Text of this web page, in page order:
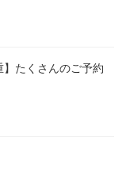
たくさんのご予約